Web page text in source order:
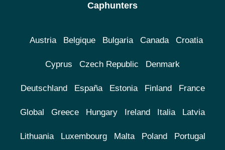
Caphunters
Austria Belgique Bulgaria Canada Croatia
Cyprus Czech Republic Denmark
Deutschland España Estonia Finland France
Global Greece Hungary Ireland Italia Latvia
Lithuania Luxembourg Malta Poland Portugal